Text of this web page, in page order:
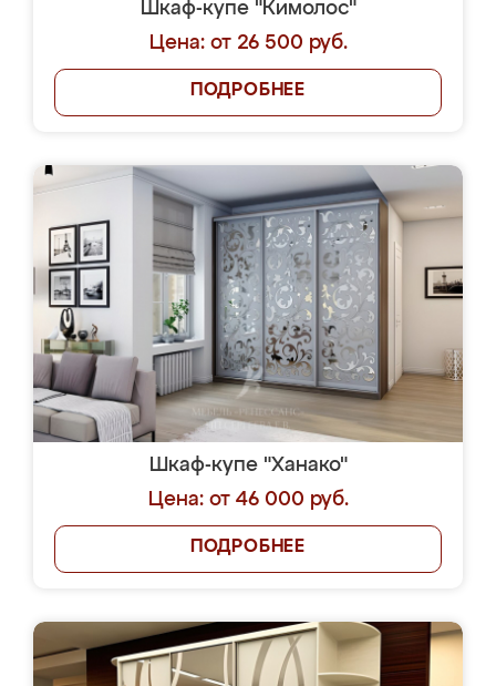
Шкаф-купе "Кимолос"
Цена: от 26 500 руб.
ПОДРОБНЕЕ
Шкаф-купе "Ханако"
Цена: от 46 000 руб.
ПОДРОБНЕЕ